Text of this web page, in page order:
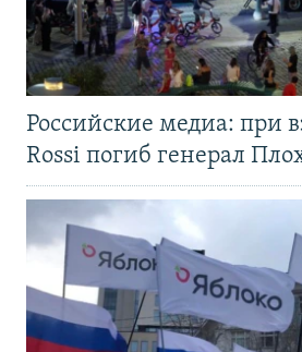
Российские медиа: при
Rossi погиб генерал